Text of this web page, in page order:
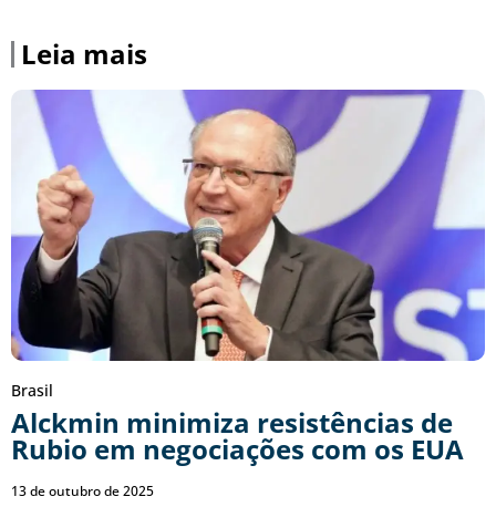
Leia mais
Brasil
Alckmin minimiza resistências de
Rubio em negociações com os EUA
13 de outubro de 2025